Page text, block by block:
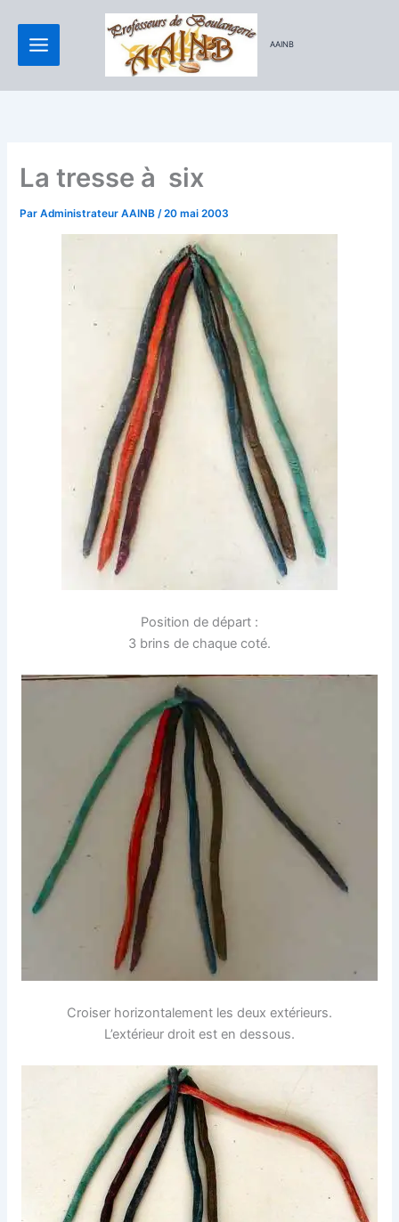
contenu
AAINB
La tresse à six
ParAdministrateur AAINB/20 mai 2003
Position de départ :
3 brins de chaque coté.
Croiser horizontalement les deux extérieurs.
L’extérieur droit est en dessous.